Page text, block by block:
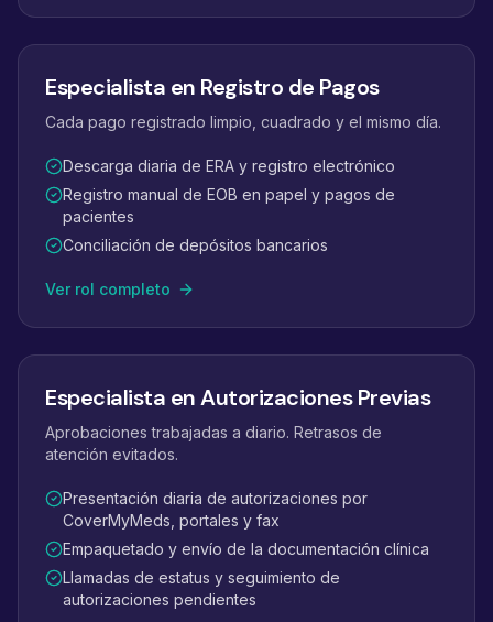
Especialista en Registro de Pagos
Cada pago registrado limpio, cuadrado y el mismo día.
Descarga diaria de ERA y registro electrónico
Registro manual de EOB en papel y pagos de
pacientes
Conciliación de depósitos bancarios
Ver rol completo
Especialista en Autorizaciones Previas
Aprobaciones trabajadas a diario. Retrasos de
atención evitados.
Presentación diaria de autorizaciones por
CoverMyMeds, portales y fax
Empaquetado y envío de la documentación clínica
Llamadas de estatus y seguimiento de
autorizaciones pendientes